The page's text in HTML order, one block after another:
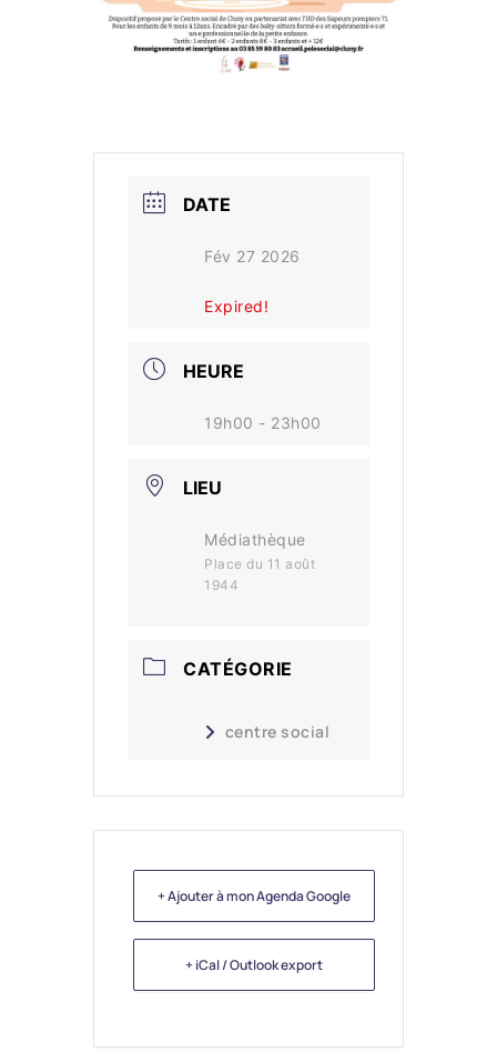
DATE
Fév 27 2026
Expired!
HEURE
19h00 - 23h00
LIEU
Médiathèque
Place du 11 août
1944
CATÉGORIE
centre social
+ Ajouter à mon Agenda Google
+ iCal / Outlook export